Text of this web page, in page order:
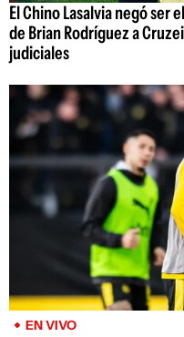
El Chino Lasalvia negó ser
de Brian Rodríguez a
judiciales
EN VIVO